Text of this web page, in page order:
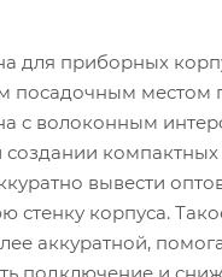
для приборных
посадочным местом
с волоконным
создании
вывести
стенку корпуса.
аккуратной,